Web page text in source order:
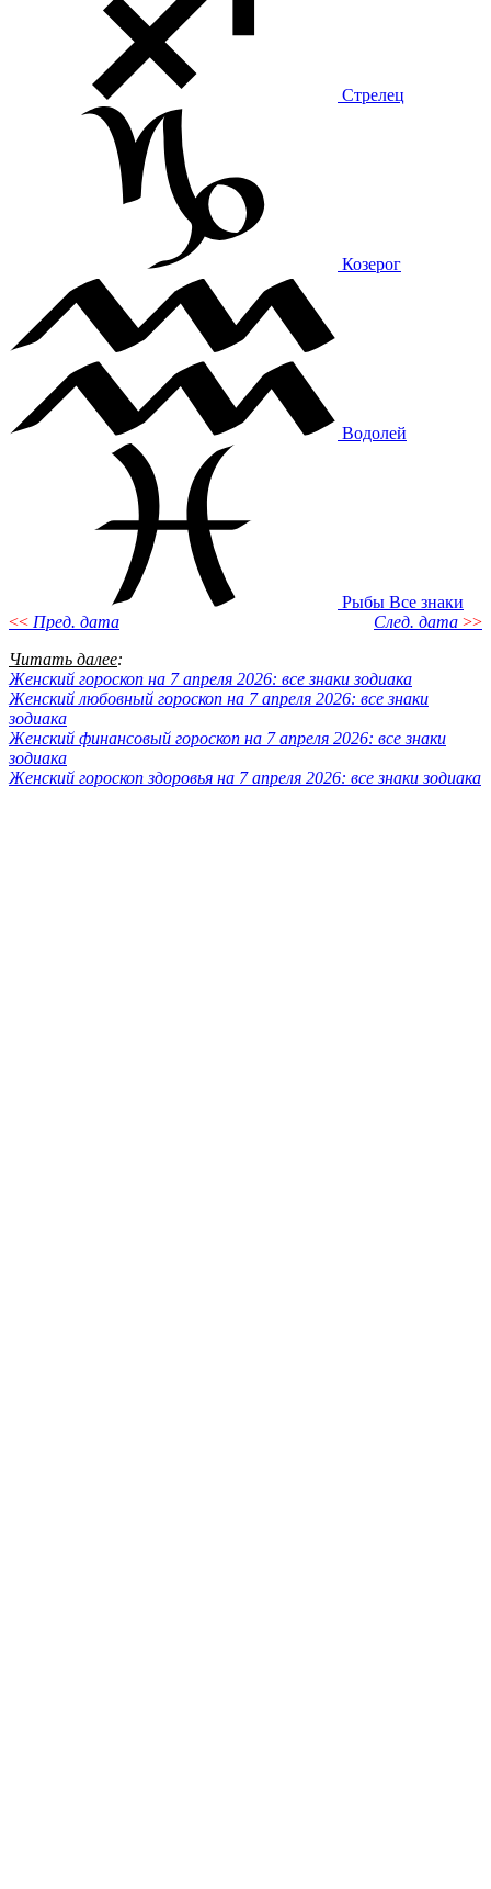
Стрелец
Козерог
Водолей
Рыбы Все знаки
<< Пред. дата След. дата >>
Читать далее:
Женский гороскоп на 7 апреля 2026: все знаки зодиака
Женский любовный гороскоп на 7 апреля 2026: все знаки
зодиака
Женский финансовый гороскоп на 7 апреля 2026: все знаки
зодиака
Женский гороскоп здоровья на 7 апреля 2026: все знаки зодиака